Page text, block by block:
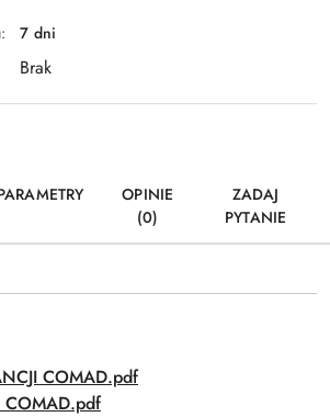
7 dni
Brak
OPINIE
(0)
ZADAJ
PYTANIE
COMAD.pdf
COMAD.pdf